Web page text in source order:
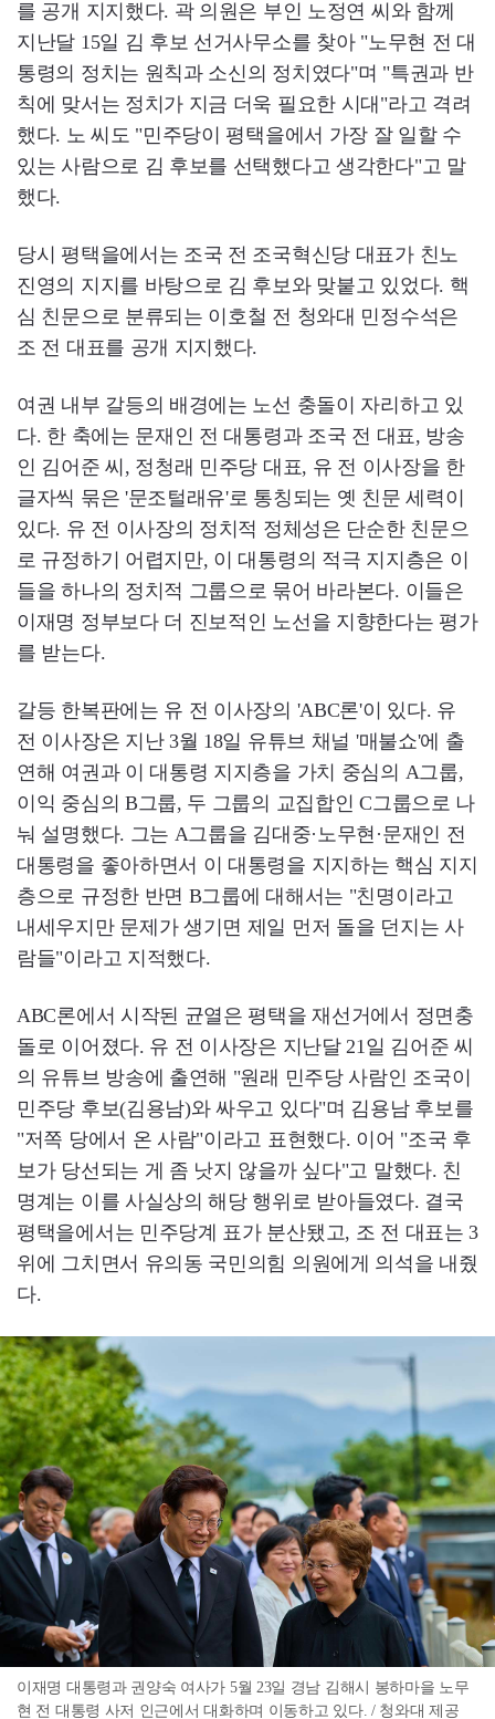
를 공개 지지했다. 곽 의원은 부인 노정연 씨와 함께
지난달 15일 김 후보 선거사무소를 찾아 "노무현 전 대
통령의 정치는 원칙과 소신의 정치였다"며 "특권과 반
칙에 맞서는 정치가 지금 더욱 필요한 시대"라고 격려
했다. 노 씨도 "민주당이 평택을에서 가장 잘 일할 수
있는 사람으로 김 후보를 선택했다고 생각한다"고 말
했다.
당시 평택을에서는 조국 전 조국혁신당 대표가 친노
진영의 지지를 바탕으로 김 후보와 맞붙고 있었다. 핵
심 친문으로 분류되는 이호철 전 청와대 민정수석은
조 전 대표를 공개 지지했다.
여권 내부 갈등의 배경에는 노선 충돌이 자리하고 있
다. 한 축에는 문재인 전 대통령과 조국 전 대표, 방송
인 김어준 씨, 정청래 민주당 대표, 유 전 이사장을 한
글자씩 묶은 '문조털래유'로 통칭되는 옛 친문 세력이
있다. 유 전 이사장의 정치적 정체성은 단순한 친문으
로 규정하기 어렵지만, 이 대통령의 적극 지지층은 이
들을 하나의 정치적 그룹으로 묶어 바라본다. 이들은
이재명 정부보다 더 진보적인 노선을 지향한다는 평가
를 받는다.
갈등 한복판에는 유 전 이사장의 'ABC론'이 있다. 유
전 이사장은 지난 3월 18일 유튜브 채널 '매불쇼'에 출
연해 여권과 이 대통령 지지층을 가치 중심의 A그룹,
이익 중심의 B그룹, 두 그룹의 교집합인 C그룹으로 나
눠 설명했다. 그는 A그룹을 김대중·노무현·문재인 전
대통령을 좋아하면서 이 대통령을 지지하는 핵심 지지
층으로 규정한 반면 B그룹에 대해서는 "친명이라고
내세우지만 문제가 생기면 제일 먼저 돌을 던지는 사
람들"이라고 지적했다.
ABC론에서 시작된 균열은 평택을 재선거에서 정면충
돌로 이어졌다. 유 전 이사장은 지난달 21일 김어준 씨
의 유튜브 방송에 출연해 "원래 민주당 사람인 조국이
민주당 후보(김용남)와 싸우고 있다"며 김용남 후보를
"저쪽 당에서 온 사람"이라고 표현했다. 이어 "조국 후
보가 당선되는 게 좀 낫지 않을까 싶다"고 말했다. 친
명계는 이를 사실상의 해당 행위로 받아들였다. 결국
평택을에서는 민주당계 표가 분산됐고, 조 전 대표는 3
위에 그치면서 유의동 국민의힘 의원에게 의석을 내줬
다.
이재명 대통령과 권양숙 여사가 5월 23일 경남 김해시 봉하마을 노무
현 전 대통령 사저 인근에서 대화하며 이동하고 있다. / 청와대 제공